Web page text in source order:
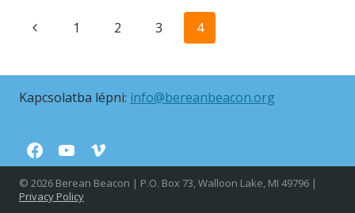
Nawigacja
strony
Poprzednia
1 2 3 4
Kapcsolatba lépni: info@bereanbeacon.org
© 2026 Berean Beacon | P.O. Box 73, Walloon Lake, MI 49796 |
Privacy Policy